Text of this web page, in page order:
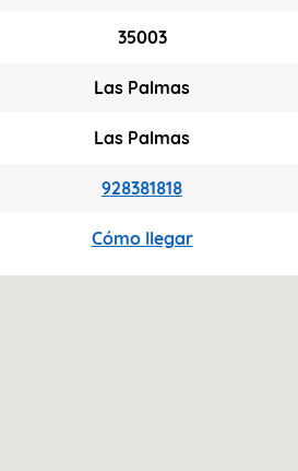
35003
Las Palmas
Las Palmas
928381818
Cómo llegar